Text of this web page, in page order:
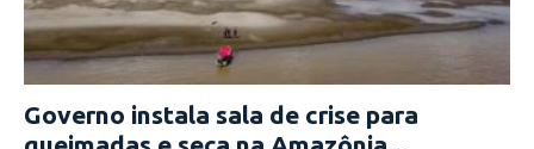
Governo instala sala de crise para